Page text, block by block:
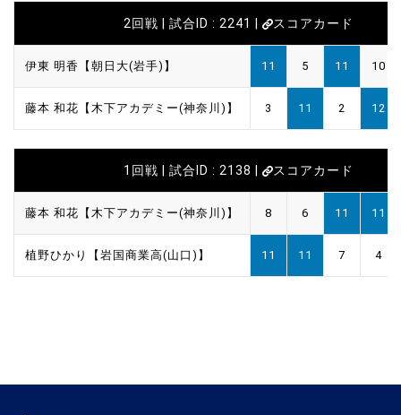
2回戦 | 試合ID : 2241 | スコアカード
伊東 明香【朝日大(岩手)】 11 5 11 10
藤本 和花【木下アカデミー(神奈川)】 3 11 2 12
1回戦 | 試合ID : 2138 | スコアカード
藤本 和花【木下アカデミー(神奈川)】 8 6 11 11
植野ひかり【岩国商業高(山口)】 11 11 7 4